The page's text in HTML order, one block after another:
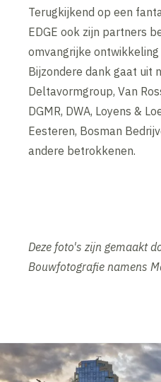
Terugkijkend op een
EDGE ook zijn partners
omvangrijke
Bijzondere dank gaat uit
Deltavormgroup, Van
DGMR, DWA, Loyens &
Eesteren, Bosman
andere betrokkenen.
Deze foto's zijn gemaakt
Bouwfotografie namens